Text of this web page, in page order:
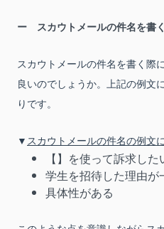
スカウトメールの件名を書
スカウトメールの件名を書く際
良いのでしょうか。上記の例文
りです。
▼ スカウトメールの件名の例文
【】を使って訴求し
学生を招待した理由が
具体性がある